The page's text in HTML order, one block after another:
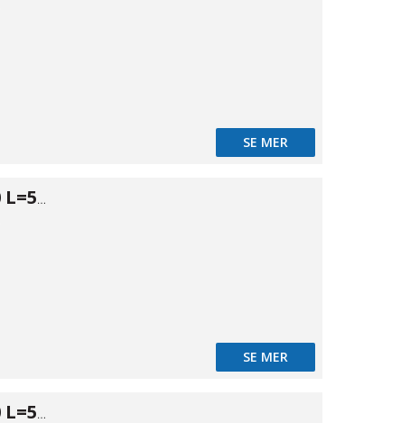
SE MER
Tryckrör PN10 L=5m Ø40
SE MER
Tryckrör PN10 L=5m Ø50